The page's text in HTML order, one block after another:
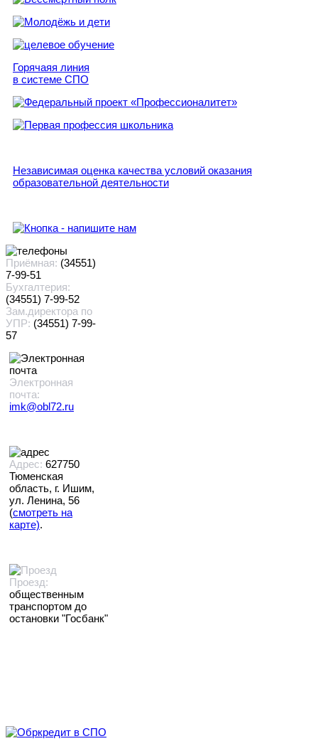
Горячаяя линия
в системе СПО
Независимая оценка качества условий оказания
образовательной деятельности
Приёмная: (34551)
7-99-51
Бухгалтерия:
(34551) 7-99-52
Зам.директора по
УПР: (34551) 7-99-
57
Электронная
почта:
imk@obl72.ru
Адрес: 627750
Тюменская
область, г. Ишим,
ул. Ленина, 56
(смотреть на
карте).
Проезд:
общественным
транспортом до
остановки "Госбанк"